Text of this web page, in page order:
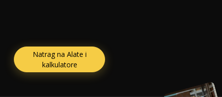
Natrag na Alate i
kalkulatore